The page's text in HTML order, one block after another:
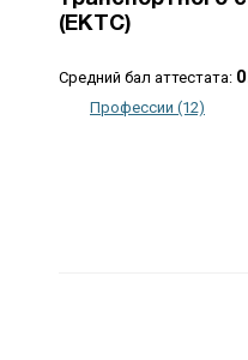
(ЕКТС)
Средний бал аттестата:
Профессии (12)